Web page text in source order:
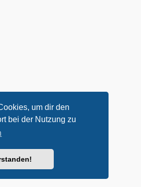
um dir den
bei der Nutzung zu